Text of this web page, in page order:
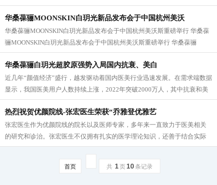
质匠心 梦洁股份：新年新气象，...
华桑葆骊MOONSKIN白玥光新品发布会于中国杭州美沃
华桑葆骊MOONSKIN白玥光新品发布会于中国杭州美沃斯重磅举行 华桑葆
骊MOONSKIN白玥光新品发布会于中国杭州美沃斯重磅举行 华桑葆骊
MOONSKIN白玥光新品发布会于中国杭州美沃斯重磅举行...
华桑葆骊白玥光超胶原强势入局国内抗衰、美白
近几年“颜值经济”盛行，越发驱动着国内医美行业迅速发展。在需求端数据
显示，我国医美用户人数持续上涨，2022年突破2000万人，其中抗衰和美
白成为了医美的“主力军”项目；5月...
热烈祝贺优颜院线-张宏医生荣获“乔雅登优雅艺
张宏医生作为优颜院线的院长以及医师专家，多年来一直致力于医美相关
的研究和诊治。张宏医生不仅拥有扎实的医学理论知识，还善于结合实际
情况，根据每位求美者的特点制定个性...
首页 共 1页 10条记录